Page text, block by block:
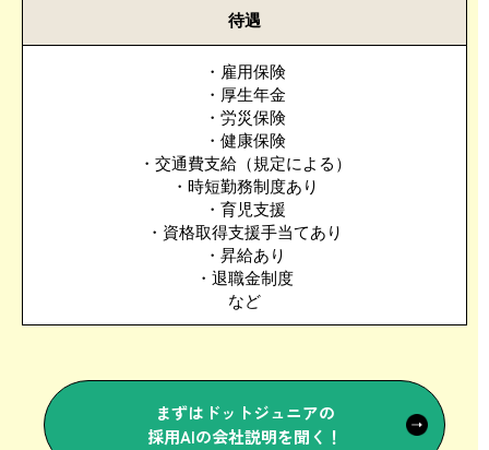
待遇
・雇用保険
・厚生年金
・労災保険
・健康保険
・交通費支給（規定による）
・時短勤務制度あり
・育児支援
・資格取得支援手当てあり
・昇給あり
・退職金制度
など
まずはドットジュニアの
採用AIの会社説明を聞く！